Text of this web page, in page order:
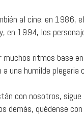
al cine: en 1986,
en 1994, los
muchos ritmos base
una humilde plegaria
con nosotros,
demás, quédense